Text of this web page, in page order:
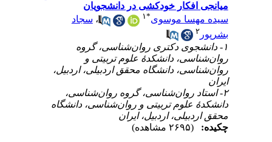
میانجی افکار خودکشی در دانشجویان
سیده مهسا موسوی* ۱ ،سجاد
بشرپور
۱- دانشجوی دکتری روان‌شناسی، گروه
روان‌شناسی، دانشکدهٔ علوم تربیتی و
روان‌شناسی، دانشگاه محقق اردبیلی، اردبیل،
ایران
۲- استاد روان‌شناسی، گروه روان‌شناسی،
دانشکدهٔ علوم تربیتی و روان‌شناسی، دانشگاه
محقق اردبیلی، اردبیل، ایران
چکیده: